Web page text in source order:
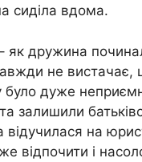
сиділа вдома.
як дружина
не вистачає,
було дуже
залишили
на
відпочити і